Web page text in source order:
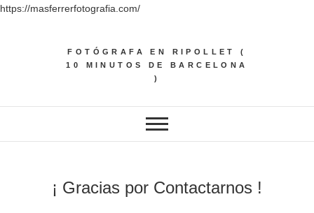
https://masferrerfotografia.com/
FOTÓGRAFA EN RIPOLLET (
10 MINUTOS DE BARCELONA
)
¡ Gracias por Contactarnos !